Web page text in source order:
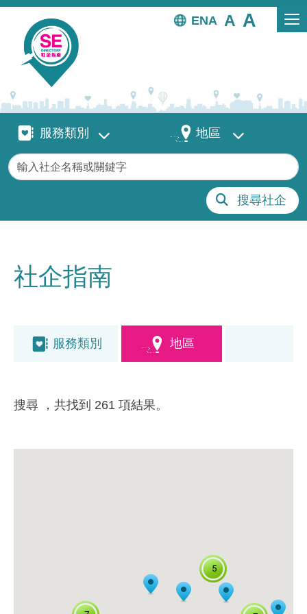
移至主內容
EN
服務類別服務類別 地區 地區
關鍵字
搜尋社企
社企指南
服務類別 地區
搜尋 ，共找到 261 項結果。
5